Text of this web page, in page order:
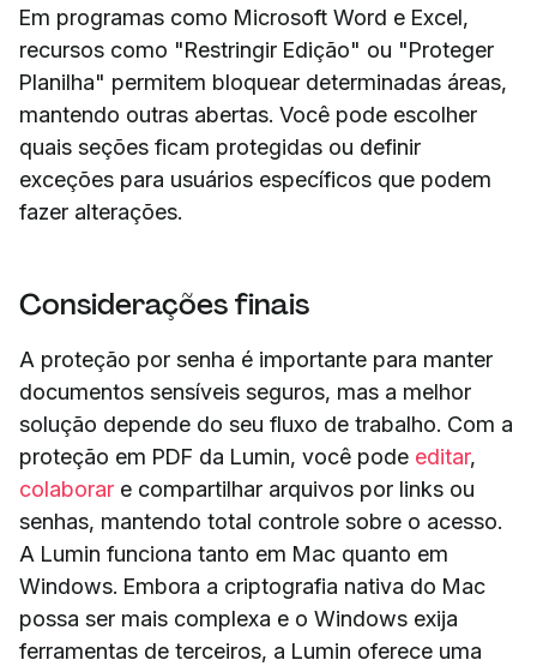
Em programas como Microsoft Word e Excel,
recursos como "Restringir Edição" ou "Proteger
Planilha" permitem bloquear determinadas áreas,
mantendo outras abertas. Você pode escolher
quais seções ficam protegidas ou definir
exceções para usuários específicos que podem
fazer alterações.
Considerações finais
A proteção por senha é importante para manter
documentos sensíveis seguros, mas a melhor
solução depende do seu fluxo de trabalho. Com a
proteção em PDF da Lumin, você pode editar,
colaborar e compartilhar arquivos por links ou
senhas, mantendo total controle sobre o acesso.
A Lumin funciona tanto em Mac quanto em
Windows. Embora a criptografia nativa do Mac
possa ser mais complexa e o Windows exija
ferramentas de terceiros, a Lumin oferece uma